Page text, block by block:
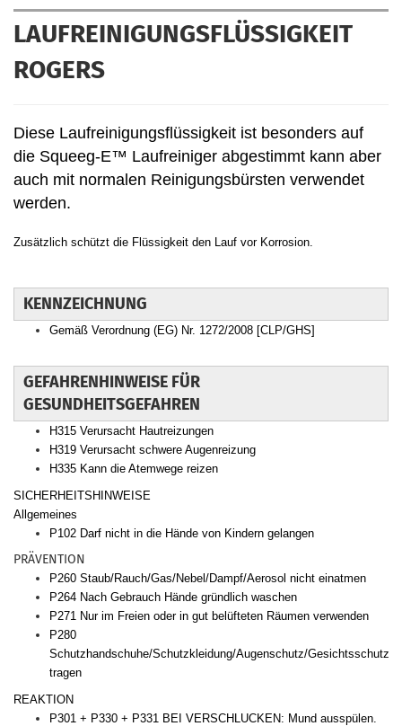
LAUFREINIGUNGSFLÜSSIGKEIT
ROGERS
Diese Laufreinigungsflüssigkeit ist besonders auf
die Squeeg-E™ Laufreiniger abgestimmt kann aber
auch mit normalen Reinigungsbürsten verwendet
werden.
Zusätzlich schützt die Flüssigkeit den Lauf vor Korrosion.
KENNZEICHNUNG
Gemäß Verordnung (EG) Nr. 1272/2008 [CLP/GHS]
GEFAHRENHINWEISE FÜR
GESUNDHEITSGEFAHREN
H315 Verursacht Hautreizungen
H319 Verursacht schwere Augenreizung
H335 Kann die Atemwege reizen
SICHERHEITSHINWEISE
Allgemeines
P102 Darf nicht in die Hände von Kindern gelangen
PRÄVENTION
P260 Staub/Rauch/Gas/Nebel/Dampf/Aerosol nicht einatmen
P264 Nach Gebrauch Hände gründlich waschen
P271 Nur im Freien oder in gut belüfteten Räumen verwenden
P280
Schutzhandschuhe/Schutzkleidung/Augenschutz/Gesichtsschutz
tragen
REAKTION
P301 + P330 + P331 BEI VERSCHLUCKEN: Mund ausspülen.